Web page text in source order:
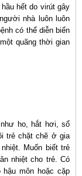
hết do virút gây
nhà luôn luôn
có thể diễn biến
quãng thời gian
ho, hắt hơi, sổ
trẻ chặt chẽ ở gia
Muốn biết trẻ
nhiệt cho trẻ. Có
môn hoặc cặp